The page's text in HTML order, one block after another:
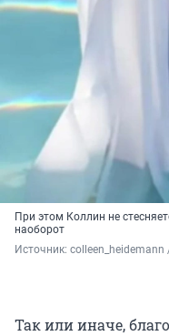
При этом Коллин не
наоборот
Источник: colleen_heidemann
Так или иначе,